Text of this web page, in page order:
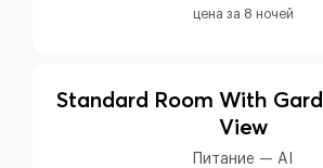
цена за 8 ночей
Standard Room With
View
Питание — AI